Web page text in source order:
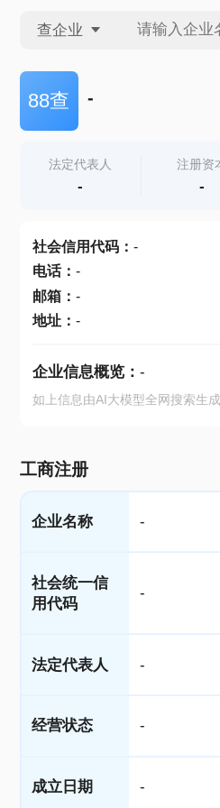
查企业
查企业
查产地
88查 -
法定代表人
-
注册资
-
社会信用代码： -
电话： -
邮箱： -
地址： -
企业信息概览： -
如上信息由AI大模型全网搜索生
工商注册
企业名称 -
社会统一信
用代码
-
法定代表人 -
经营状态 -
成立日期 -